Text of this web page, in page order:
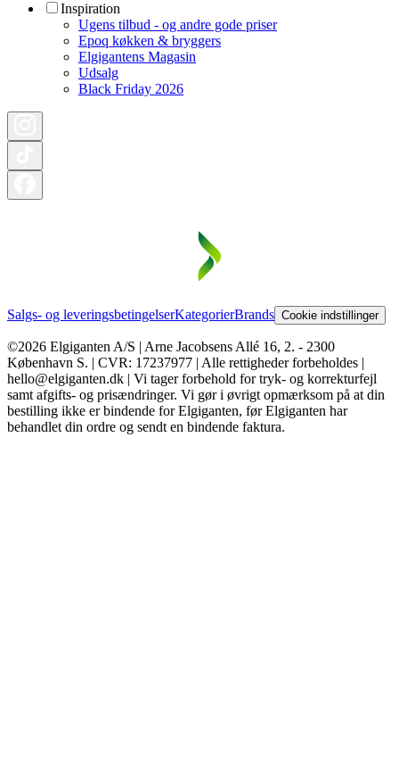
Inspiration
Ugens tilbud - og andre gode priser
Epoq køkken & bryggers
Elgigantens Magasin
Udsalg
Black Friday 2026
Salgs- og leveringsbetingelserKategorierBrands Cookie indstillinger
©2026 Elgiganten A/S | Arne Jacobsens Allé 16, 2. - 2300
København S. | CVR: 17237977 | Alle rettigheder forbeholdes |
hello@elgiganten.dk | Vi tager forbehold for tryk- og korrekturfejl
samt afgifts- og prisændringer. Vi gør i øvrigt opmærksom på at din
bestilling ikke er bindende for Elgiganten, før Elgiganten har
behandlet din ordre og sendt en bindende faktura.